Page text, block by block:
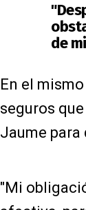
de
En el
seguros
Jaume
"Mi